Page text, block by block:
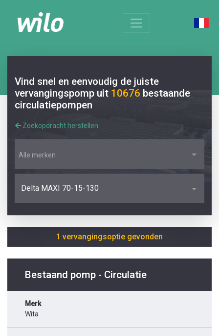
Vind snel en eenvoudig de juiste
vervangingspomp uit 10676 bestaande
circulatiepompen
Zoekopdracht herstellen
Alle merken
Delta MAXI 70-15-130
1 vervangingsoptie gevonden
Bestaand pomp - Circulatie
Merk
Wita